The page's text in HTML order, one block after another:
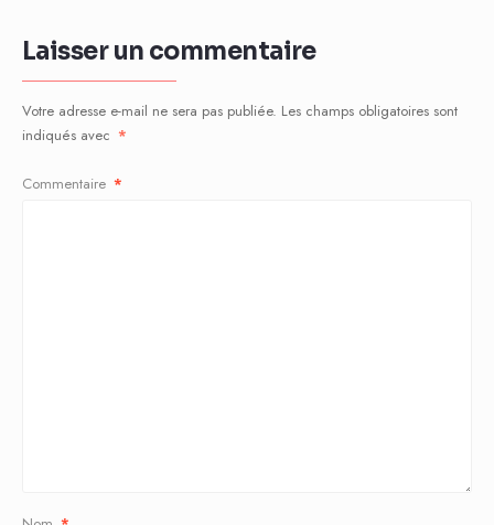
Laisser un commentaire
Votre adresse e-mail ne sera pas publiée. Les champs obligatoires sont
indiqués avec *
Commentaire *